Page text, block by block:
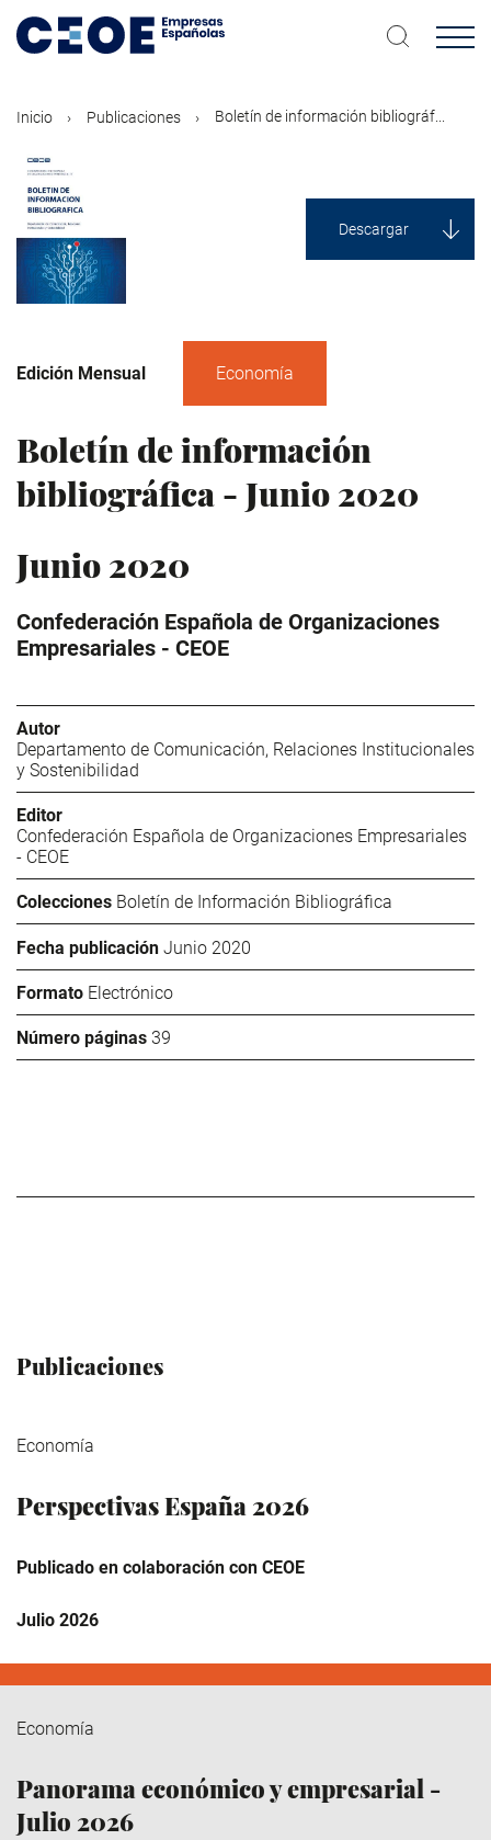
contenido
Inicio Publicaciones Boletín de información bibliográf...
Descargar
Edición Mensual Economía
Boletín de información
bibliográfica - Junio 2020
Junio 2020
Confederación Española de Organizaciones
Empresariales - CEOE
Autor
Departamento de Comunicación, Relaciones Institucionales
y Sostenibilidad
Editor
Confederación Española de Organizaciones Empresariales
- CEOE
Colecciones Boletín de Información Bibliográfica
Fecha publicación Junio 2020
Formato Electrónico
Número páginas 39
Publicaciones
Economía
Perspectivas España 2026
Publicado en colaboración con CEOE
Julio 2026
Economía
Panorama económico y empresarial -
Julio 2026